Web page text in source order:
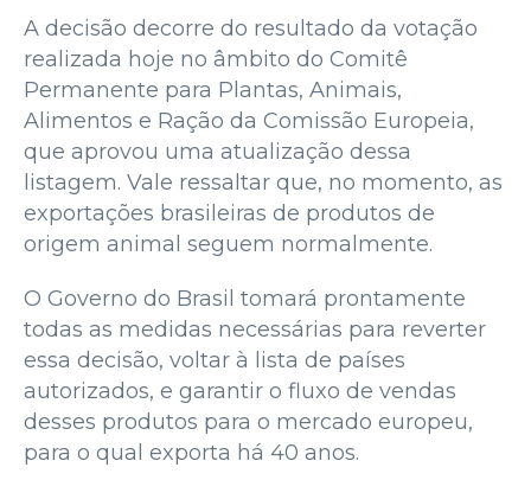
A decisão decorre do resultado da votação
realizada hoje no âmbito do Comitê
Permanente para Plantas, Animais,
Alimentos e Ração da Comissão Europeia,
que aprovou uma atualização dessa
listagem. Vale ressaltar que, no momento, as
exportações brasileiras de produtos de
origem animal seguem normalmente.
O Governo do Brasil tomará prontamente
todas as medidas necessárias para reverter
essa decisão, voltar à lista de países
autorizados, e garantir o fluxo de vendas
desses produtos para o mercado europeu,
para o qual exporta há 40 anos.